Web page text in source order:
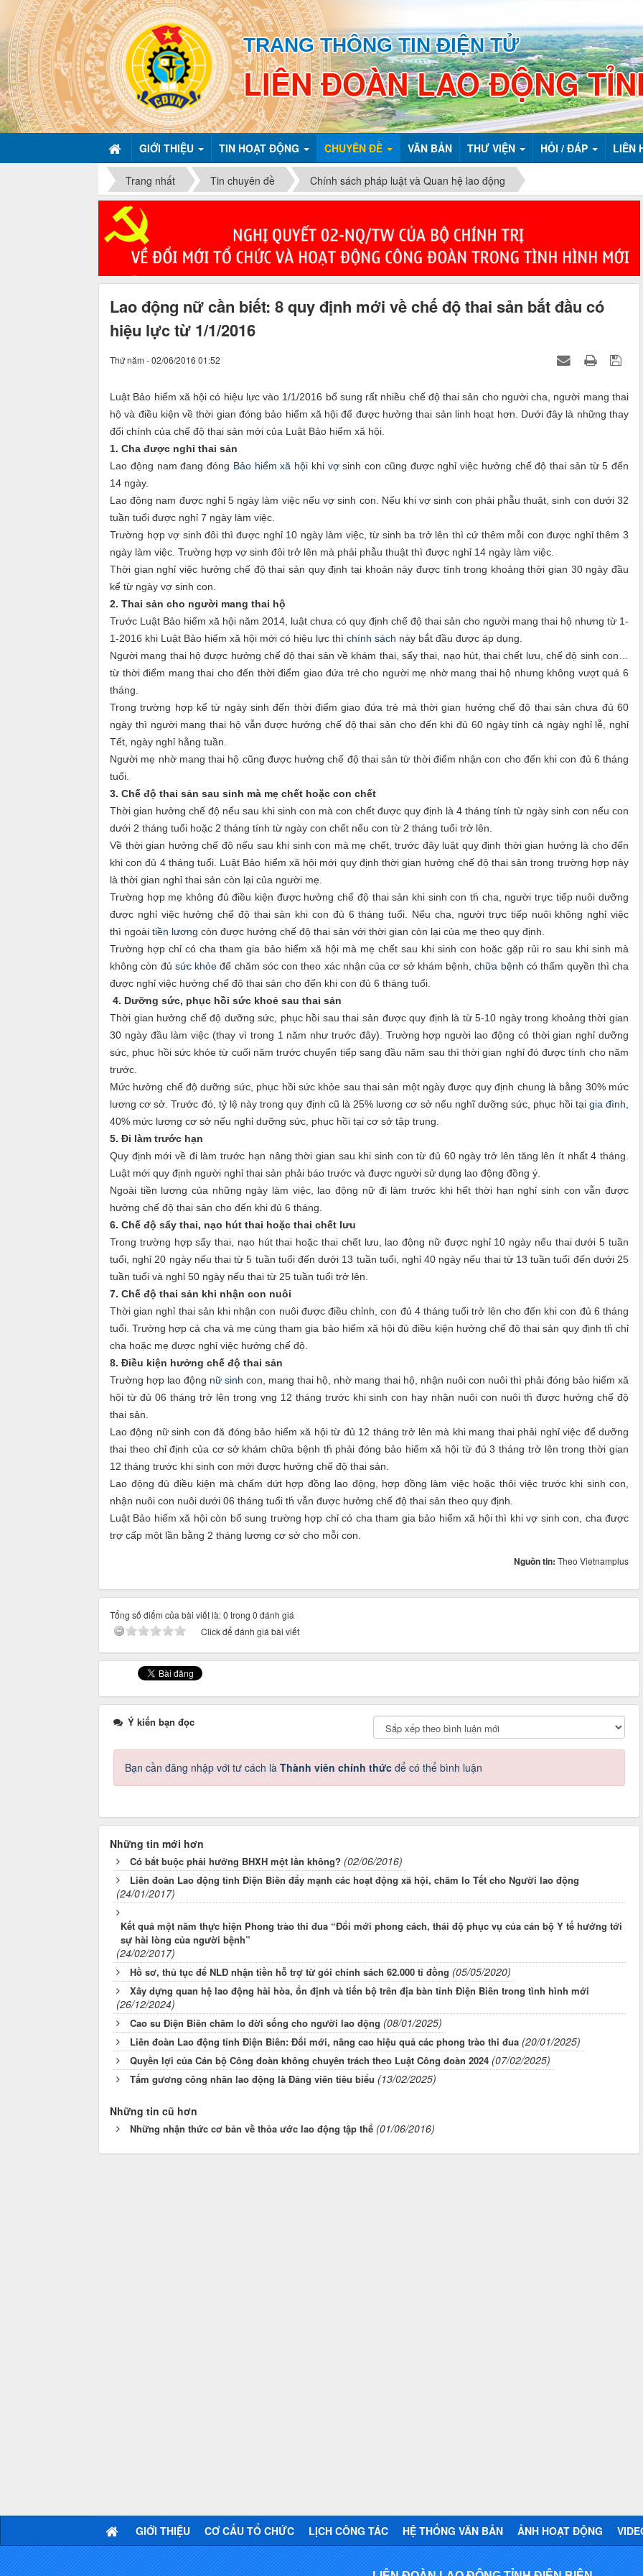
TRANG THÔNG TIN ĐIỆN TỬ
LIÊN ĐOÀN LAO ĐỘNG
GIỚI THIỆU TIN HOẠT ĐỘNG CHUYÊN ĐỀ VĂN BẢN THƯ VIỆN HỎI / ĐÁP LIÊN
Trang nhất Tin chuyên đề Chính sách pháp luật và Quan hệ lao động
Lao động nữ cần biết: 8 quy định mới về chế độ thai sản bắt đầu có
hiệu lực từ 1/1/2016
Thứ năm - 02/06/2016 01:52
Luật Bảo hiểm xă hội có hiệu lực vào 1/1/2016 bổ sung rất nhiều chế độ thai sản cho người cha, người mang thai
hộ và điều kiện về thời gian đóng bảo hiểm xă hội để được hưởng thai sản linh hoạt hơn. Dưới đây là những thay
đổi chính của chế độ thai sản mới của Luật Bảo hiểm xă hội.
1. Cha được nghỉ thai sản
Lao động nam đang đóng Bảo hiểm xă hội khi vợsinh con cũng được nghỉ việc hưởng chế độ thai sản từ 5 đến
14 ngày.
Lao động nam được nghỉ 5 ngày làm việc nếu vợ sinh con. Nếu khi vợ sinh con phải phẫu thuật, sinh con dưới 32
tuần tuổi được nghỉ 7 ngày làm việc.
Trường hợp vợ sinh đôi thì được nghỉ 10 ngày làm việc, từ sinh ba trở lên thì cứ thêm mỗi con được nghỉ thêm 3
ngày làm việc. Trường hợp vợ sinh đôi trở lên mà phải phẫu thuật thì được nghỉ 14 ngày làm việc.
Thời gian nghỉ việc hưởng chế độ thai sản quy định tại khoản này được tính trong khoảng thời gian 30 ngày đầu
kể từ ngày vợ sinh con.
2. Thai sản cho người mang thai hộ
Trước Luật Bảo hiểm xă hội năm 2014, luật chưa có quy định chế độ thai sản cho người mang thai hộ nhưng từ 1-
1-2016 khi Luật Bảo hiểm xă hội mới có hiệu lực thì chính sách này bắt đầu được áp dụng.
Người mang thai hộ được hưởng chế độ thai sản về khám thai, sẩy thai, nạo hút, thai chết lưu, chế độ sinh con…
từ thời điểm mang thai cho đến thời điểm giao đứa trẻ cho người mẹ nhờ mang thai hộ nhưng không vượt quá 6
tháng.
Trong trường hợp kể từ ngày sinh đến thời điểm giao đứa trẻ mà thời gian hưởng chế độ thai sản chưa đủ 60
ngày thì người mang thai hộ vẫn được hưởng chế độ thai sản cho đến khi đủ 60 ngày tính cả ngày nghỉ lễ, nghỉ
Tết, ngày nghỉ hằng tuần.
Người mẹ nhờ mang thai hộ cũng được hưởng chế độ thai sản từ thời điểm nhận con cho đến khi con đủ 6 tháng
tuổi.
3. Chế độ thai sản sau sinh mà mẹ chết hoặc con chết
Thời gian hưởng chế độ nếu sau khi sinh con mà con chết được quy định là 4 tháng tính từ ngày sinh con nếu con
dưới 2 tháng tuổi hoặc 2 tháng tính từ ngày con chết nếu con từ 2 tháng tuổi trở lên.
Về thời gian hưởng chế độ nếu sau khi sinh con mà mẹ chết, trước đây luật quy định thời gian hưởng là cho đến
khi con đủ 4 tháng tuổi. Luật Bảo hiểm xă hội mới quy định thời gian hưởng chế độ thai sản trong trường hợp này
là thời gian nghỉ thai sản còn lại của người mẹ.
Trường hợp mẹ không đủ điều kiện được hưởng chế độ thai sản khi sinh con th́ cha, người trực tiếp nuôi dưỡng
được nghỉ việc hưởng chế độ thai sản khi con đủ 6 tháng tuổi. Nếu cha, người trực tiếp nuôi không nghỉ việc
thì ngoài tiền lương còn được hưởng chế độ thai sản với thời gian còn lại của mẹ theo quy định.
Trường hợp chỉ có cha tham gia bảo hiểm xă hội mà mẹ chết sau khi sinh con hoặc gặp rủi ro sau khi sinh mà
không còn đủ sức khỏe để chăm sóc con theo xác nhận của cơ sở khám bệnh,chữa bệnh có thẩm quyền thì cha
được nghỉ việc hưởng chế độ thai sản cho đến khi con đủ 6 tháng tuổi.
4. Dưỡng sức, phục hồi sức khoẻ sau thai sản
Thời gian hưởng chế độ dưỡng sức, phục hồi sau thai sản được quy định là từ 5-10 ngày trong khoảng thời gian
30 ngày đầu làm việc (thay vì trong 1 năm như trước đây). Trường hợp người lao động có thời gian nghỉ dưỡng
sức, phục hồi sức khỏe từ cuối năm trước chuyển tiếp sang đầu năm sau thì thời gian nghỉ đó được tính cho năm
trước.
Mức hưởng chế độ dưỡng sức, phục hồi sức khỏe sau thai sản một ngày được quy định chung là bằng 30% mức
lương cơ sở. Trước đó, tỷ lệ này trong quy định cũ là 25% lương cơ sở nếu nghĩ dưỡng sức, phục hồi tại gia đình
40% mức lương cơ sở nếu nghỉ dưỡng sức, phục hồi tại cơ sở tập trung.
5. Đi làm trước hạn
Quy định mới về đi làm trước hạn nâng thời gian sau khi sinh con từ đủ 60 ngày trở lên tăng lên ít nhất 4 tháng.
Luật mới quy định người nghỉ thai sản phải báo trước và được người sử dụng lao động đồng ý.
Ngoài tiền lương của những ngày làm việc, lao động nữ đi làm trước khi hết thời hạn nghỉ sinh con vẫn được
hưởng chế độ thai sản cho đến khi đủ 6 tháng.
6. Chế độ sẩy thai, nạo hút thai hoặc thai chết lưu
Trong trường hợp sẩy thai, nạo hút thai hoặc thai chết lưu, lao động nữ được nghỉ 10 ngày nếu thai dưới 5 tuần
tuổi, nghỉ 20 ngày nếu thai từ 5 tuần tuổi đến dưới 13 tuần tuổi, nghỉ 40 ngày nếu thai từ 13 tuần tuổi đến dưới 25
tuần tuổi và nghỉ 50 ngày nếu thai từ 25 tuần tuổi trở lên.
7. Chế độ thai sản khi nhận con nuôi
Thời gian nghỉ thai sản khi nhận con nuôi được điều chỉnh, con đủ 4 tháng tuổi trở lên cho đến khi con đủ 6 tháng
tuổi. Trường hợp cả cha và mẹ cùng tham gia bảo hiểm xă hội đủ điều kiện hưởng chế độ thai sản quy định th́ chỉ
cha hoặc mẹ được nghỉ việc hưởng chế độ.
8. Điều kiện hưởng chế độ thai sản
Trường hợp lao động nữ sinh con, mang thai hộ, nhờ mang thai hộ, nhận nuôi con nuôi thì phải đóng bảo hiểm xă
hội từ đủ 06 tháng trở lên trong ṿng 12 tháng trước khi sinh con hay nhận nuôi con nuôi th́ được hưởng chế độ
thai sản.
Lao động nữ sinh con đă đóng bảo hiểm xă hội từ đủ 12 tháng trở lên mà khi mang thai phải nghỉ việc để dưỡng
thai theo chỉ định của cơ sở khám chữa bệnh th́ phải đóng bảo hiểm xă hội từ đủ 3 tháng trở lên trong thời gian
12 tháng trước khi sinh con mới được hưởng chế độ thai sản.
Lao động đủ điều kiện mà chấm dứt hợp đồng lao động, hợp đồng làm việc hoặc thôi việc trước khi sinh con,
nhận nuôi con nuôi dưới 06 tháng tuổi th́ vẫn được hưởng chế độ thai sản theo quy định.
Luật Bảo hiểm xă hội còn bổ sung trường hợp chỉ có cha tham gia bảo hiểm xă hội thì khi vợ sinh con, cha được
trợ cấp một lần bằng 2 tháng lương cơ sở cho mỗi con.
Nguồn tin: Theo Vietnamplus
Tổng số điểm của bài viết là: 0 trong 0 đánh giá
Click để đánh giá bài viết
Ý kiến bạn đọc
Bạn cần đăng nhập với tư cách là Thành viên chính thức để có thể bình luận
Những tin mới hơn
Có bắt buộc phải hưởng BHXH một lần không? (02/06/2016)
Liên đoàn Lao động tỉnh Điện Biên đẩy mạnh các hoạt động xã hội, chăm lo Tết cho Người lao động
(24/01/2017)
Kết quả một năm thực hiện Phong trào thi đua “Đổi mới phong cách, thái độ phục vụ của cán bộ Y tế hướng tới
sự hài lòng của người bệnh”
(24/02/2017)
Hồ sơ, thủ tục để NLĐ nhận tiền hỗ trợ từ gói chính sách 62.000 tỉ đồng (05/05/2020)
Xây dựng quan hệ lao động hài hòa, ổn định và tiến bộ trên địa bàn tỉnh Điện Biên trong tình hình mới
(26/12/2024)
Cao su Điện Biên chăm lo đời sống cho người lao động (08/01/2025)
Liên đoàn Lao động tỉnh Điện Biên: Đổi mới, nâng cao hiệu quả các phong trào thi đua (20/01/2025)
Quyền lợi của Cán bộ Công đoàn không chuyên trách theo Luật Công đoàn 2024 (07/02/2025)
Tấm gương công nhân lao động là Đảng viên tiêu biểu (13/02/2025)
Những tin cũ hơn
Những nhận thức cơ bản về thỏa ước lao động tập thể (01/06/2016)
GIỚI THIỆU CƠ CẤU TỔ CHỨC LỊCH CÔNG TÁC HỆ THỐNG VĂN BẢN ẢNH HOẠT ĐỘNG